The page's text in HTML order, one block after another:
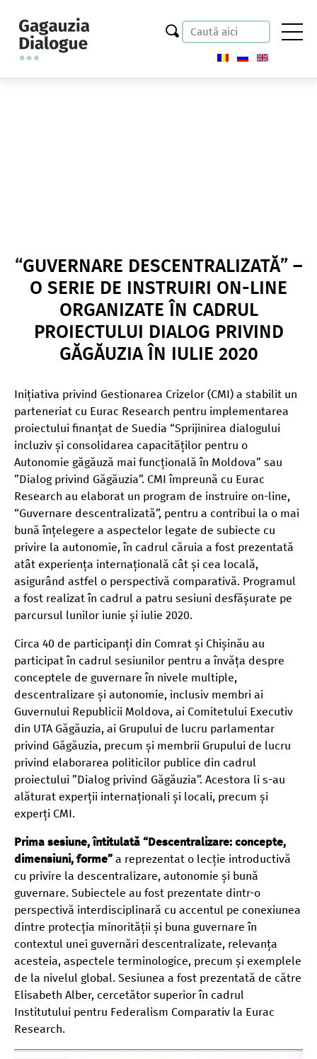
“GUVERNARE DESCENTRALIZATĂ” –
O SERIE DE INSTRUIRI ON-LINE
ORGANIZATE ÎN CADRUL
PROIECTULUI DIALOG PRIVIND
GĂGĂUZIA ÎN IULIE 2020
Inițiativa privind Gestionarea Crizelor (CMI) a stabilit un
parteneriat cu Eurac Research pentru implementarea
proiectului finanțat de Suedia “Sprijinirea dialogului
incluziv și consolidarea capacităților pentru o
Autonomie găgăuză mai funcțională în Moldova” sau
”Dialog privind Găgăuzia”. CMI împreună cu Eurac
Research au elaborat un program de instruire on-line,
“Guvernare descentralizată”, pentru a contribui la o mai
bună înțelegere a aspectelor legate de subiecte cu
privire la autonomie, în cadrul căruia a fost prezentată
atât experiența internațională cât și cea locală,
asigurând astfel o perspectivă comparativă. Programul
a fost realizat în cadrul a patru sesiuni desfășurate pe
parcursul lunilor iunie și iulie 2020.
Circa 40 de participanți din Comrat și Chișinău au
participat în cadrul sesiunilor pentru a învăța despre
conceptele de guvernare în nivele multiple,
descentralizare și autonomie, inclusiv membri ai
Guvernului Republicii Moldova, ai Comitetului Executiv
din UTA Găgăuzia, ai Grupului de lucru parlamentar
privind Găgăuzia, precum și membrii Grupului de lucru
privind elaborarea politicilor publice din cadrul
proiectului ”Dialog privind Găgăuzia”. Acestora li s-au
alăturat experții internaționali și locali, precum și
experți CMI.
Prima sesiune, întitulată “Descentralizare: concepte,
dimensiuni, forme” a reprezentat o lecție introductivă
cu privire la descentralizare, autonomie și bună
guvernare. Subiectele au fost prezentate dintr-o
perspectivă interdisciplinară cu accentul pe conexiunea
dintre protecția minorității și buna guvernare în
contextul unei guvernări descentralizate, relevanța
acesteia, aspectele terminologice, precum și exemplele
de la nivelul global. Sesiunea a fost prezentată de către
Elisabeth Alber, cercetător superior în cadrul
Institutului pentru Federalism Comparativ la Eurac
Research.